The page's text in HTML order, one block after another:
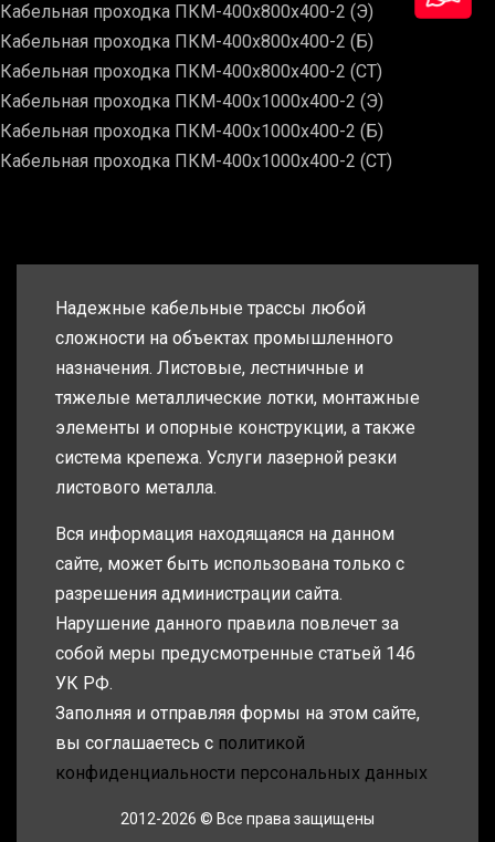
Кабельная проходка ПКМ-400х800х400-2 (Э)
Кабельная проходка ПКМ-400х800х400-2 (Б)
Кабельная проходка ПКМ-400х800х400-2 (СТ)
Кабельная проходка ПКМ-400х1000х400-2 (Э)
Кабельная проходка ПКМ-400х1000х400-2 (Б)
Кабельная проходка ПКМ-400х1000х400-2 (СТ)
Надежные кабельные трассы любой
сложности на объектах промышленного
назначения. Листовые, лестничные и
тяжелые металлические лотки, монтажные
элементы и опорные конструкции, а также
система крепежа. Услуги лазерной резки
листового металла.
Вся информация находящаяся на данном
сайте, может быть использована только с
разрешения администрации сайта.
Нарушение данного правила повлечет за
собой меры предусмотренные статьей 146
УК РФ.
Заполняя и отправляя формы на этом сайте,
вы соглашаетесь с политикой
конфиденциальности персональных данных
2012-2026 © Все права защищены